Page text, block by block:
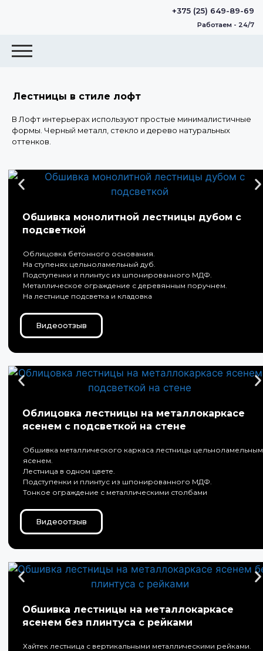
+375 (25) 649-89-69
Работаем - 24/7
Лестницы в стиле лофт
В Лофт интерьерах используют простые минималистичные
формы. Черный металл, стекло и дерево натуральных
оттенков.
Обшивка монолитной лестницы дубом с
подсветкой
Облицовка бетонного основания.
На ступенях цельноламельный дуб.
Подступенки и плинтус из шпонированного МДФ.
Металлическое ограждение с деревянным поручнем.
На лестнице подсветка и кладовка
Видеоотзыв
Облицовка лестницы на металлокаркасе
ясенем с подсветкой на стене
Обшивка металлического каркаса лестницы цельноламельным
ясенем.
Лестница в одном цвете.
Подступенки и плинтус из шпонированного МДФ.
Тонкое ограждение с металлическими столбами
Видеоотзыв
Обшивка лестницы на металлокаркасе
ясенем без плинтуса с рейками
Хайтек лестница с вертикальными металлическими рейками.